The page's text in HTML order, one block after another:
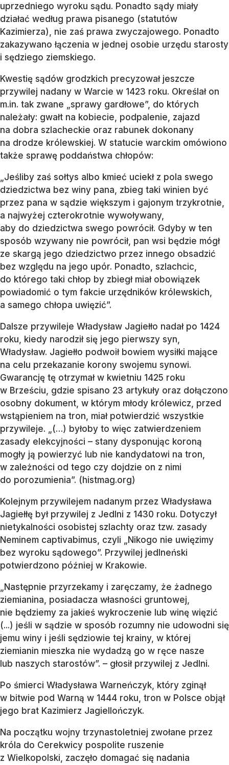
uprzedniego wyroku sądu. Ponadto sądy miały
działać według prawa pisanego (statutów
Kazimierza), nie zaś prawa zwyczajowego. Ponadto
zakazywano łączenia w jednej osobie urzędu starosty
i sędziego ziemskiego.
Kwestię sądów grodzkich precyzował jeszcze
przywilej nadany w Warcie w 1423 roku. Określał on
m.in. tak zwane „sprawy gardłowe”, do których
należały: gwałt na kobiecie, podpalenie, zajazd
na dobra szlacheckie oraz rabunek dokonany
na drodze królewskiej. W statucie warckim omówiono
także sprawę poddaństwa chłopów:
„Jeśliby zaś sołtys albo kmieć uciekł z pola swego
dziedzictwa bez winy pana, zbieg taki winien być
przez pana w sądzie większym i gajonym trzykrotnie,
a najwyżej czterokrotnie wywoływany,
aby do dziedzictwa swego powrócił. Gdyby w ten
sposób wzywany nie powrócił, pan wsi będzie mógł
ze skargą jego dziedzictwo przez innego obsadzić
bez względu na jego upór. Ponadto, szlachcic,
do którego taki chłop by zbiegł miał obowiązek
powiadomić o tym fakcie urzędników królewskich,
a samego chłopa uwięzić”.
Dalsze przywileje Władysław Jagiełło nadał po 1424
roku, kiedy narodził się jego pierwszy syn,
Władysław. Jagiełło podwoił bowiem wysiłki mające
na celu przekazanie korony swojemu synowi.
Gwarancję tę otrzymał w kwietniu 1425 roku
w Brześciu, gdzie spisano 23 artykuły oraz dołączono
osobny dokument, w którym młody królewicz, przed
wstąpieniem na tron, miał potwierdzić wszystkie
przywileje. „(…) byłoby to więc zatwierdzeniem
zasady elekcyjności – stany dysponując koroną
mogły ją powierzyć lub nie kandydatowi na tron,
w zależności od tego czy dojdzie on z nimi
do porozumienia”. (histmag.org)
Kolejnym przywilejem nadanym przez Władysława
Jagiełłę był przywilej z Jedlni z 1430 roku. Dotyczył
nietykalności osobistej szlachty oraz tzw. zasady
Neminem captivabimus, czyli „Nikogo nie uwięzimy
bez wyroku sądowego”. Przywilej jedlneński
potwierdzono później w Krakowie.
„Następnie przyrzekamy i zaręczamy, że żadnego
ziemianina, posiadacza własności gruntowej,
nie będziemy za jakieś wykroczenie lub winę więzić
(...) jeśli w sądzie w sposób rozumny nie udowodni się
jemu winy i jeśli sędziowie tej krainy, w której
ziemianin mieszka nie wydadzą go w ręce nasze
lub naszych starostów”. – głosił przywilej z Jedlni.
Po śmierci Władysława Warneńczyk, który zginął
w bitwie pod Warną w 1444 roku, tron w Polsce objął
jego brat Kazimierz Jagiellończyk.
Na początku wojny trzynastoletniej zwołane przez
króla do Cerekwicy pospolite ruszenie
z Wielkopolski, zaczęło domagać się nadania